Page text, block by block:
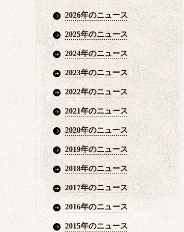
2026年のニュース
2025年のニュース
2024年のニュース
2023年のニュース
2022年のニュース
2021年のニュース
2020年のニュース
2019年のニュース
2018年のニュース
2017年のニュース
2016年のニュース
2015年のニュース